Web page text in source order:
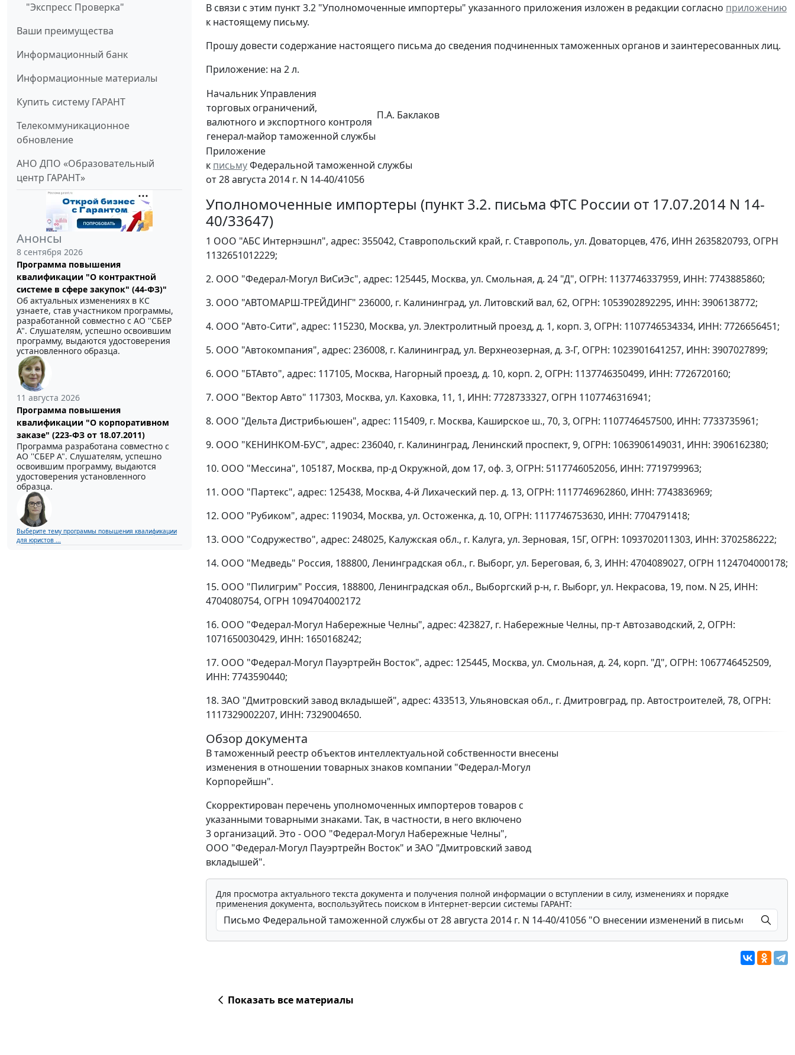
"Экспресс Проверка"
Ваши преимущества
Информационный банк
Информационные материалы
Купить систему ГАРАНТ
Телекоммуникационное
обновление
АНО ДПО «Образовательный
центр ГАРАНТ»
Анонсы
8 сентября 2026
Программа повышения
квалификации "О контрактной
системе в сфере закупок" (44-ФЗ)"
Об актуальных изменениях в КС
узнаете, став участником программы,
разработанной совместно с АО ''СБЕР
А". Слушателям, успешно освоившим
программу, выдаются удостоверения
установленного образца.
11 августа 2026
Программа повышения
квалификации "О корпоративном
заказе" (223-ФЗ от 18.07.2011)
Программа разработана совместно с
АО ''СБЕР А". Слушателям, успешно
освоившим программу, выдаются
удостоверения установленного
образца.
Выберите тему программы повышения квалификации
для юристов ...
В связи с этим пункт 3.2 "Уполномоченные импортеры" указанного приложения изложен в редакции согласно приложению
к настоящему письму.
Прошу довести содержание настоящего письма до сведения подчиненных таможенных органов и заинтересованных лиц.
Приложение: на 2 л.
Начальник Управления
торговых ограничений,
валютного и экспортного контроля
генерал-майор таможенной службы
П.А. Баклаков
Приложение
к письмуФедеральной таможенной службы
от 28 августа 2014 г. N 14-40/41056
Уполномоченные импортеры (пункт 3.2. письма ФТС России от 17.07.2014 N 14-
40/33647)
1 ООО "АБС Интернэшнл", адрес: 355042, Ставропольский край, г. Ставрополь, ул. Доваторцев, 47б, ИНН 2635820793, ОГРН
1132651012229;
2. ООО "Федерал-Могул ВиСиЭс", адрес: 125445, Москва, ул. Смольная, д. 24 "Д", ОГРН: 1137746337959, ИНН: 7743885860;
3. ООО "АВТОМАРШ-ТРЕЙДИНГ" 236000, г. Калининград, ул. Литовский вал, 62, ОГРН: 1053902892295, ИНН: 3906138772;
4. ООО "Авто-Сити", адрес: 115230, Москва, ул. Электролитный проезд, д. 1, корп. 3, ОГРН: 1107746534334, ИНН: 7726656451;
5. ООО "Автокомпания", адрес: 236008, г. Калининград, ул. Верхнеозерная, д. 3-Г, ОГРН: 1023901641257, ИНН: 3907027899;
6. ООО "БТАвто", адрес: 117105, Москва, Нагорный проезд, д. 10, корп. 2, ОГРН: 1137746350499, ИНН: 7726720160;
7. ООО "Вектор Авто" 117303, Москва, ул. Каховка, 11, 1, ИНН: 7728733327, ОГРН 1107746316941;
8. ООО "Дельта Дистрибьюшен", адрес: 115409, г. Москва, Каширское ш., 70, 3, ОГРН: 1107746457500, ИНН: 7733735961;
9. ООО "КЕНИНКОМ-БУС", адрес: 236040, г. Калининград, Ленинский проспект, 9, ОГРН: 1063906149031, ИНН: 3906162380;
10. ООО "Мессина", 105187, Москва, пр-д Окружной, дом 17, оф. 3, ОГРН: 5117746052056, ИНН: 7719799963;
11. ООО "Партекс", адрес: 125438, Москва, 4-й Лихаческий пер. д. 13, ОГРН: 1117746962860, ИНН: 7743836969;
12. ООО "Рубиком", адрес: 119034, Москва, ул. Остоженка, д. 10, ОГРН: 1117746753630, ИНН: 7704791418;
13. ООО "Содружество", адрес: 248025, Калужская обл., г. Калуга, ул. Зерновая, 15Г, ОГРН: 1093702011303, ИНН: 3702586222;
14. ООО "Медведь" Россия, 188800, Ленинградская обл., г. Выборг, ул. Береговая, 6, 3, ИНН: 4704089027, ОГРН 1124704000178;
15. ООО "Пилигрим" Россия, 188800, Ленинградская обл., Выборгский р-н, г. Выборг, ул. Некрасова, 19, пом. N 25, ИНН:
4704080754, ОГРН 1094704002172
16. ООО "Федерал-Могул Набережные Челны", адрес: 423827, г. Набережные Челны, пр-т Автозаводский, 2, ОГРН:
1071650030429, ИНН: 1650168242;
17. ООО "Федерал-Могул Пауэртрейн Восток", адрес: 125445, Москва, ул. Смольная, д. 24, корп. "Д", ОГРН: 1067746452509,
ИНН: 7743590440;
18. ЗАО "Дмитровский завод вкладышей", адрес: 433513, Ульяновская обл., г. Дмитровград, пр. Автостроителей, 78, ОГРН:
1117329002207, ИНН: 7329004650.
Обзор документа
В таможенный реестр объектов интеллектуальной собственности внесены
изменения в отношении товарных знаков компании "Федерал-Могул
Корпорейшн".
Скорректирован перечень уполномоченных импортеров товаров с
указанными товарными знаками. Так, в частности, в него включено
3 организаций. Это - ООО "Федерал-Могул Набережные Челны",
ООО "Федерал-Могул Пауэртрейн Восток" и ЗАО "Дмитровский завод
вкладышей".
Для просмотра актуального текста документа и получения полной информации о вступлении в силу, изменениях и порядке
применения документа, воспользуйтесь поиском в Интернет-версии системы ГАРАНТ:
Показать все материалы